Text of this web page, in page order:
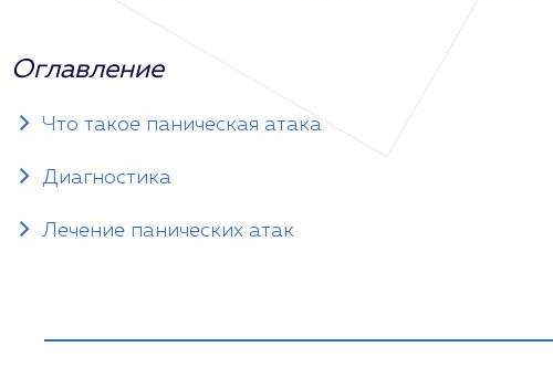
Оглавление
Что такое паническая атака
Диагностика
Лечение панических атак